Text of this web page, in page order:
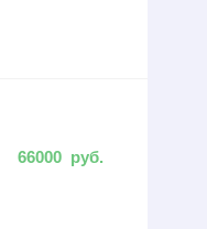
66000 руб.